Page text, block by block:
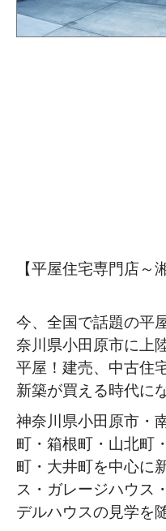
【平屋住宅専門店～
今、全国で話題の平
奈川県小田原市に上
平屋！建売、中古住
新築が買える時代に
神奈川県小田原市・
町・箱根町・山北町
町・大井町を中心に
ス・ガレージハウス
デルハウスの見学を